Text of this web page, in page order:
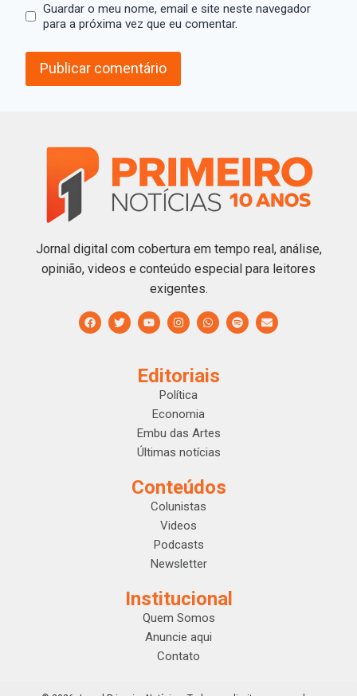
Guardar o meu nome, email e site neste navegador
para a próxima vez que eu comentar.
Jornal digital com cobertura em tempo real, análise,
opinião, videos e conteúdo especial para leitores
exigentes.
Editoriais
Política
Economia
Embu das Artes
Últimas notícias
Conteúdos
Colunistas
Videos
Podcasts
Newsletter
Institucional
Quem Somos
Anuncie aqui
Contato